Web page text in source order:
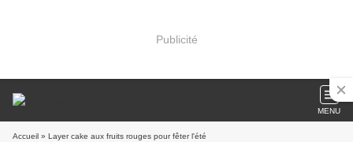
Publicité
MENU
Accueil » Layer cake aux fruits rouges pour fêter l'été